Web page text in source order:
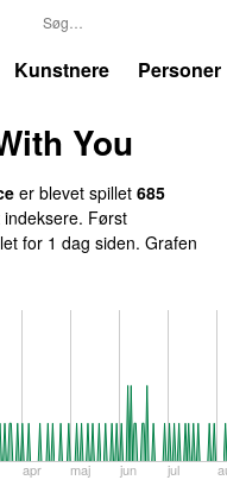
Kunstnere Personer
You
er blevet spillet 685
Først
for 1 dag siden. Grafen
apr maj jun jul